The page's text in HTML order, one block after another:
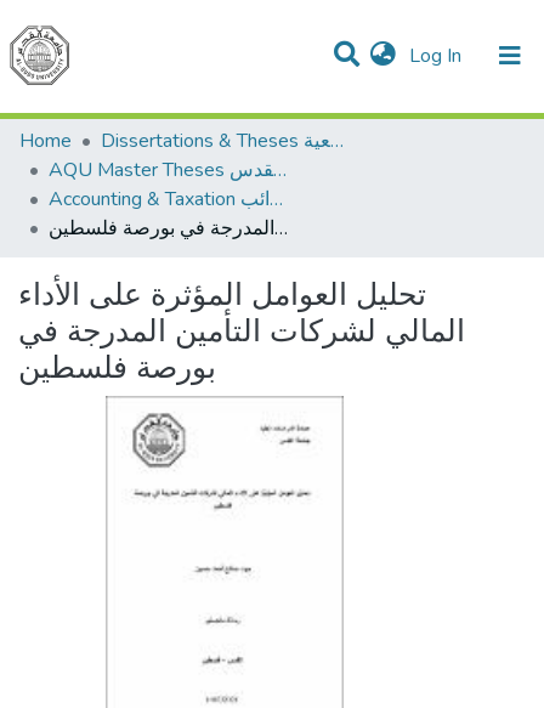
Log In (current)
Communities & Collections
All of DSpace
Home
Dissertations & Theses الرسائل الجامعية
AQU Master Theses الرسائل الجامعية الخاصة بجامعة القدس
Accounting & Taxation المحاسبة والضرائب
تحليل العوامل المؤثرة على الأداء المالي لشركات التأمين المدرجة في بورصة فلسطين
تحليل العوامل المؤثرة على الأداء
المالي لشركات التأمين المدرجة في
بورصة فلسطين